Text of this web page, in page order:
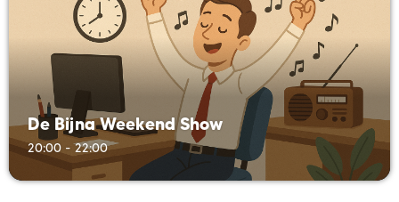
De Bijna Weekend Show
20:00 - 22:00